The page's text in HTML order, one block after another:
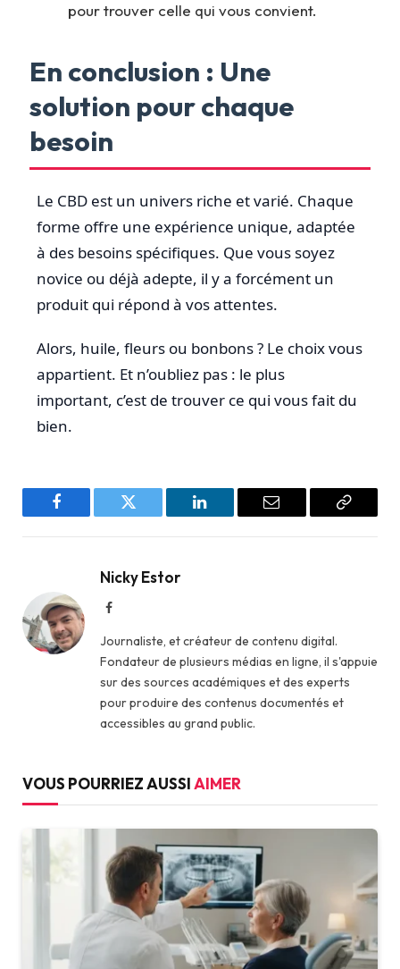
pour trouver celle qui vous convient.
En conclusion : Une
solution pour chaque
besoin
Le CBD est un univers riche et varié. Chaque
forme offre une expérience unique, adaptée
à des besoins spécifiques. Que vous soyez
novice ou déjà adepte, il y a forcément un
produit qui répond à vos attentes.
Alors, huile, fleurs ou bonbons ? Le choix vous
appartient. Et n’oubliez pas : le plus
important, c’est de trouver ce qui vous fait du
bien.
Facebook Twitter LinkedIn Email
Copy
Nicky Estor
Facebook
Journaliste, et créateur de contenu digital.
Fondateur de plusieurs médias en ligne, il s'appuie
sur des sources académiques et des experts
pour produire des contenus documentés et
accessibles au grand public.
VOUS POURRIEZ AUSSIAIMER